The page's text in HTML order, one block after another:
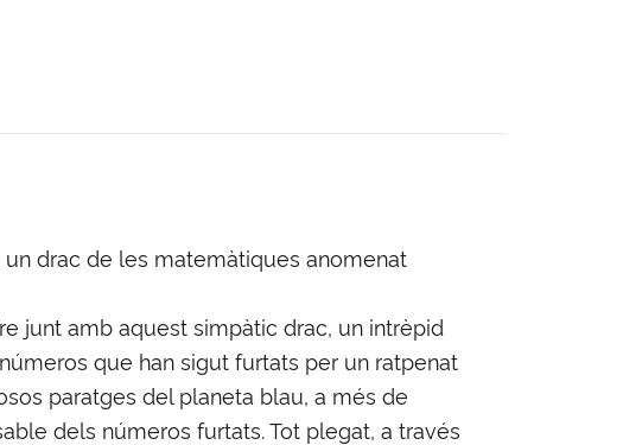
drac de les matemàtiques anomenat
junt amb aquest simpàtic drac, un intrèpid
que han sigut furtats per un ratpenat
paratges del planeta blau, a més de
dels números furtats. Tot plegat, a través